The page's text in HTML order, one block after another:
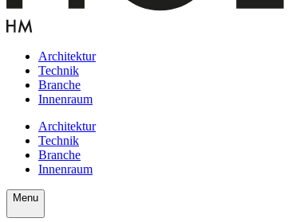
Architektur
Technik
Branche
Innenraum
Architektur
Technik
Branche
Innenraum
Menu